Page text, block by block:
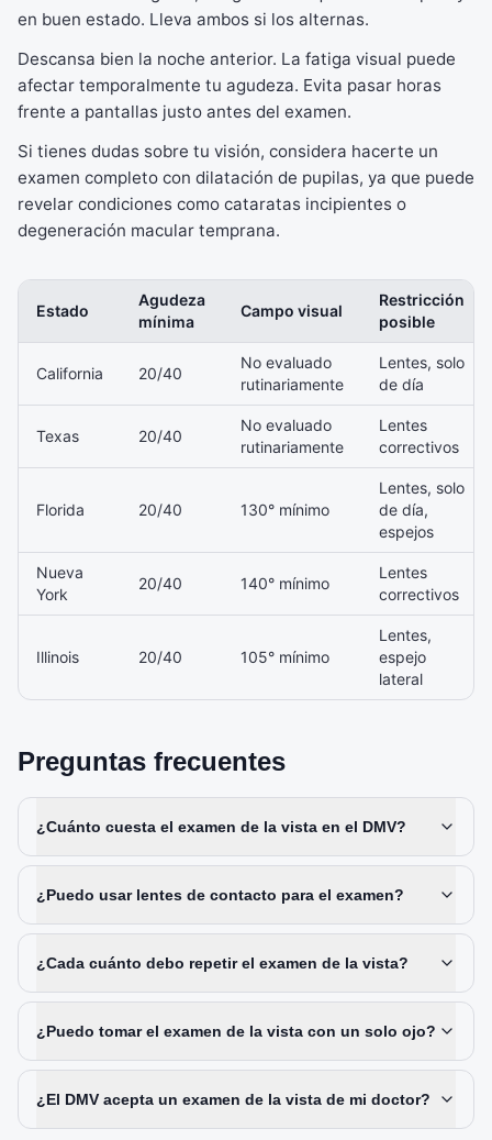
en buen estado. Lleva ambos si los alternas.
Descansa bien la noche anterior. La fatiga visual puede
afectar temporalmente tu agudeza. Evita pasar horas
frente a pantallas justo antes del examen.
Si tienes dudas sobre tu visión, considera hacerte un
examen completo con dilatación de pupilas, ya que puede
revelar condiciones como cataratas incipientes o
degeneración macular temprana.
Estado
Agudeza
mínima
Campo visual
Restricción
posible
California 20/40
No evaluado
rutinariamente
Lentes, solo
de día
Texas 20/40
No evaluado
rutinariamente
Lentes
correctivos
Florida 20/40 130° mínimo
Lentes, solo
de día,
espejos
Nueva
York
20/40 140° mínimo
Lentes
correctivos
Illinois 20/40 105° mínimo
Lentes,
espejo
lateral
Preguntas frecuentes
¿Cuánto cuesta el examen de la vista en el DMV?
¿Puedo usar lentes de contacto para el examen?
¿Cada cuánto debo repetir el examen de la vista?
¿Puedo tomar el examen de la vista con un solo ojo?
¿El DMV acepta un examen de la vista de mi doctor?